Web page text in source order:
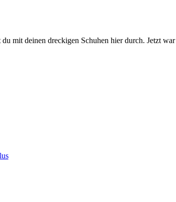
mit deinen dreckigen Schuhen hier durch. Jetzt war